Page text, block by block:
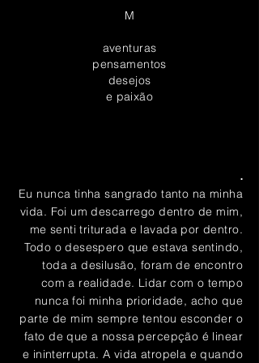
M
aventuras
pensamentos
desejos
e paixão
.
Eu nunca tinha sangrado tanto na minha
vida. Foi um descarrego dentro de mim,
me senti triturada e lavada por dentro.
Todo o desespero que estava sentindo,
toda a desilusão, foram de encontro
com a realidade. Lidar com o tempo
nunca foi minha prioridade, acho que
parte de mim sempre tentou esconder o
fato de que a nossa percepção é linear
e ininterrupta. A vida atropela e quando